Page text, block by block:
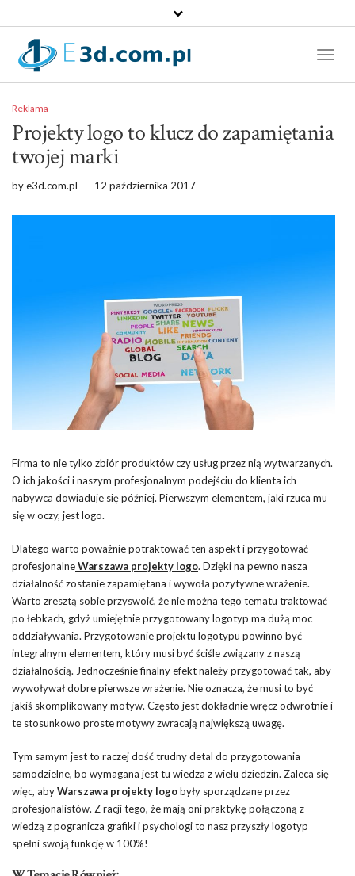
Reklama
Projekty logo to klucz do zapamiętania
twojej marki
bye3d.com.pl - 12 października 2017
Firma to nie tylko zbiór produktów czy usług przez nią wytwarzanych.
O ich jakości i naszym profesjonalnym podejściu do klienta ich
nabywca dowiaduje się później. Pierwszym elementem, jaki rzuca mu
się w oczy, jest logo.
Dlatego warto poważnie potraktować ten aspekt i przygotować
profesjonalneWarszawa projekty logo. Dzięki na pewno nasza
działalność zostanie zapamiętana i wywoła pozytywne wrażenie.
Warto zresztą sobie przyswoić, że nie można tego tematu traktować
po łebkach, gdyż umiejętnie przygotowany logotyp ma dużą moc
oddziaływania. Przygotowanie projektu logotypu powinno być
integralnym elementem, który musi być ściśle związany z naszą
działalnością. Jednocześnie finalny efekt należy przygotować tak, aby
wywoływał dobre pierwsze wrażenie. Nie oznacza, że musi to być
jakiś skomplikowany motyw. Często jest dokładnie wręcz odwrotnie i
te stosunkowo proste motywy zwracają największą uwagę.
Tym samym jest to raczej dość trudny detal do przygotowania
samodzielne, bo wymagana jest tu wiedza z wielu dziedzin. Zaleca się
więc, abyWarszawa projekty logobyły sporządzane przez
profesjonalistów. Z racji tego, że mają oni praktykę połączoną z
wiedzą z pogranicza grafiki i psychologi to nasz przyszły logotyp
spełni swoją funkcję w 100%!